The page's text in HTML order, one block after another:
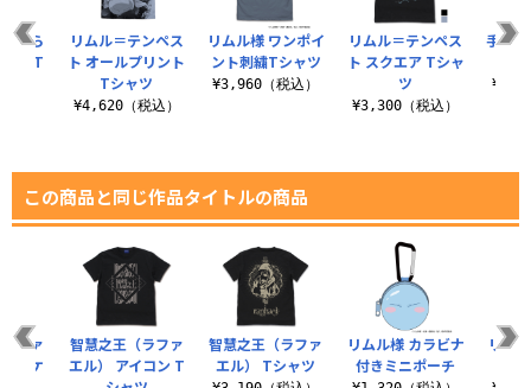
リムル様 ワンポイ
ント刺繍Tシャツ
¥3,960（税込）
リムル＝テンペス
ト スクエア Tシャ
ツ
¥3,300（税込）
手描
べら
ン T
リムル＝テンペス
ト オールプリント
Tシャツ
¥4,620（税込）
この商品と同じ作品タイトルの商品
智慧之王（ラファ
エル） Tシャツ
リムル様 カラビナ
付きミニポーチ
リム
ヴァ
スケ
智慧之王（ラファ
エル） アイコン T